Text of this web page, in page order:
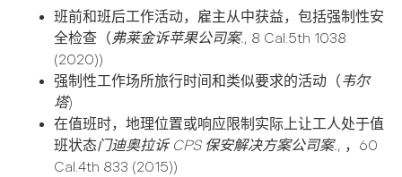
班前和班后工作活动，雇主从中获益，包括强制性安
全检查（弗莱金诉苹果公司案., 8 Cal.5th 1038
(2020))
强制性工作场所旅行时间和类似要求的活动（韦尔
塔)
在值班时，地理位置或响应限制实际上让工人处于值
班状态门迪奥拉诉 CPS 保安解决方案公司案., ，60
Cal.4th 833 (2015))